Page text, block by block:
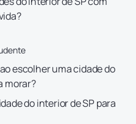
escolher uma cidade do
morar?
do interior de SP para